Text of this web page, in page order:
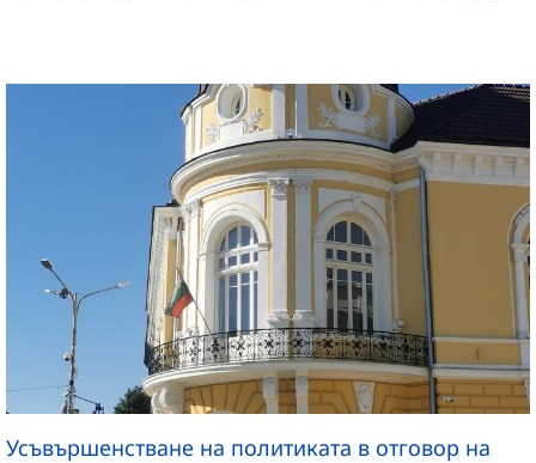
Усъвършенстване на политиката в отговор на